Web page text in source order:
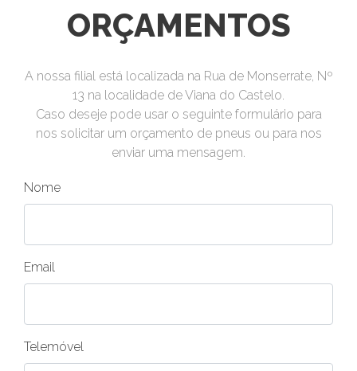
ORÇAMENTOS
A nossa filial está localizada na Rua de Monserrate, Nº
13 na localidade de Viana do Castelo.
Caso deseje pode usar o seguinte formulário para
nos solicitar um orçamento de pneus ou para nos
enviar uma mensagem.
Nome
Email
Telemóvel